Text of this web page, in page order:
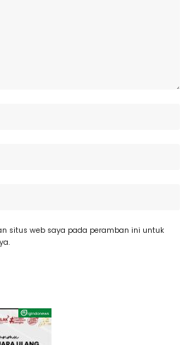
situs web saya pada peramban ini untuk